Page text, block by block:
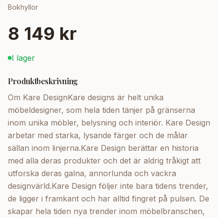
Bokhyllor
8 149 kr
I lager
Produktbeskrivning
Om Kare DesignKare designs är helt unika
möbeldesigner, som hela tiden tänjer på gränserna
inom unika möbler, belysning och interiör. Kare Design
arbetar med starka, lysande färger och de målar
sällan inom linjerna.Kare Design berättar en historia
med alla deras produkter och det är aldrig tråkigt att
utforska deras galna, annorlunda och vackra
designvärld.Kare Design följer inte bara tidens trender,
de ligger i framkant och har alltid fingret på pulsen. De
skapar hela tiden nya trender inom möbelbranschen,